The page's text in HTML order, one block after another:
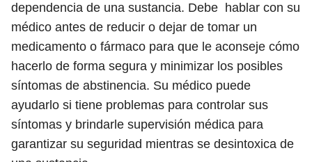
dependencia de una sustancia. Debe hablar con su
médico antes de reducir o dejar de tomar un
medicamento o fármaco para que le aconseje cómo
hacerlo de forma segura y minimizar los posibles
síntomas de abstinencia. Su médico puede
ayudarlo si tiene problemas para controlar sus
síntomas y brindarle supervisión médica para
garantizar su seguridad mientras se desintoxica de